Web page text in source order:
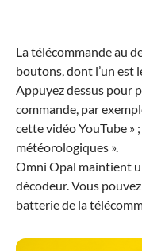
La télécommande au
boutons, dont l’un est
Appuyez dessus pour
commande, par
cette vidéo YouTube »
météorologiques ».
Omni Opal maintient
décodeur. Vous
batterie de la